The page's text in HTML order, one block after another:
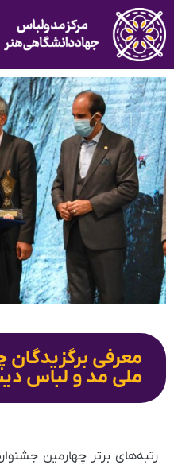
معرفی برگزیدگان
ملی مد و لباس
رتبه‌های برتر چهارمین